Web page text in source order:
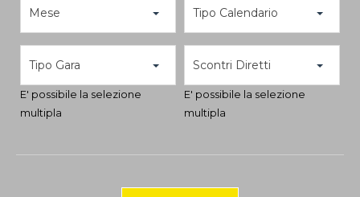
Mese Tipo Calendario
Tipo Gara
E' possibile la selezione
multipla
Scontri Diretti
E' possibile la selezione
multipla